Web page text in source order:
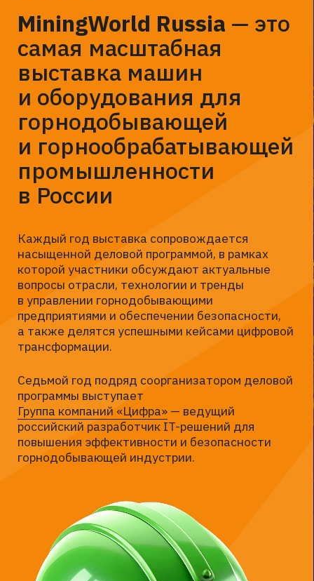
06
Поставщикам
промышленного
оборудования
05
Руководителям
04
Главным инженерам
и механикам
03
IT- и техническим
02
Директорам
по производству
Кому будет полезно
посмотреть Форум
01
Руководству промышленных
предприятий: генеральным
директорам и собственникам